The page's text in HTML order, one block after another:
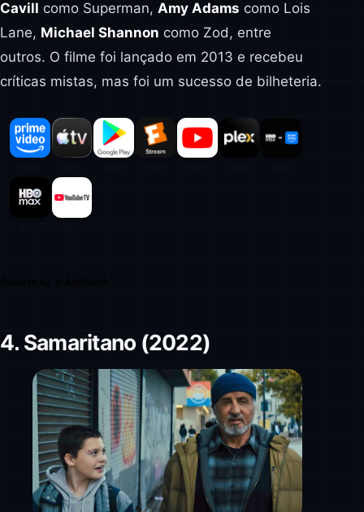
Cavill como Superman, Amy Adams como Lois
Lane, Michael Shannon como Zod, entre
outros. O filme foi lançado em 2013 e recebeu
críticas mistas, mas foi um sucesso de bilheteria.
4. Samaritano (2022)